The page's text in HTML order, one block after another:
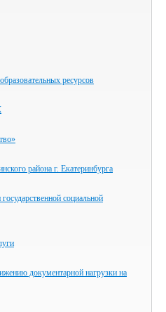
ресурсов
района г. Екатеринбурга
социальной
документарной нагрузки на